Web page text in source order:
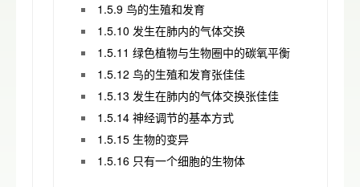
1.5.9 鸟的生殖和发育
1.5.10 发生在肺内的气体交换
1.5.11 绿色植物与生物圈中的碳氧平衡
1.5.12 鸟的生殖和发育张佳佳
1.5.13 发生在肺内的气体交换张佳佳
1.5.14 神经调节的基本方式
1.5.15 生物的变异
1.5.16 只有一个细胞的生物体